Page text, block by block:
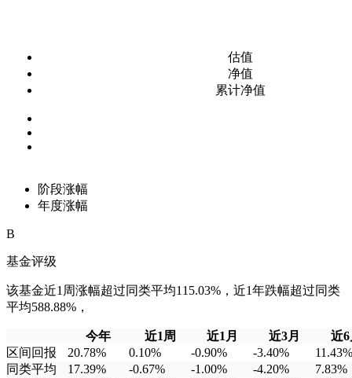
估值
净值
累计净值
阶段涨幅
年度涨幅
B
基金评级
该基金近1周涨幅超过同类平均115.03%，近1年跌幅超过同类
平均588.88%，
今年 近1周 近1月 近3月
近6
区间回报
20.78% 0.10% -0.90% -3.40%
11.43%
同类平均
17.39% -0.67% -1.00% -4.20%
7.83%